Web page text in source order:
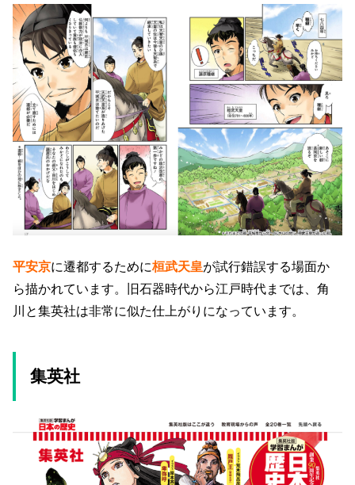
平安京に遷都するために桓武天皇が試行錯誤する場面か
ら描かれています。旧石器時代から江戸時代までは、角
川と集英社は非常に似た仕上がりになっています。
集英社